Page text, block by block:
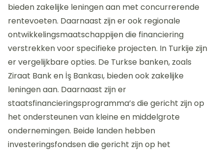
bieden zakelijke leningen aan met concurrerende
rentevoeten. Daarnaast zijn er ook regionale
ontwikkelingsmaatschappijen die financiering
verstrekken voor specifieke projecten. In Turkije zijn
er vergelijkbare opties. De Turkse banken, zoals
Ziraat Bank en İş Bankası, bieden ook zakelijke
leningen aan. Daarnaast zijn er
staatsfinancieringsprogramma’s die gericht zijn op
het ondersteunen van kleine en middelgrote
ondernemingen. Beide landen hebben
investeringsfondsen die gericht zijn op het